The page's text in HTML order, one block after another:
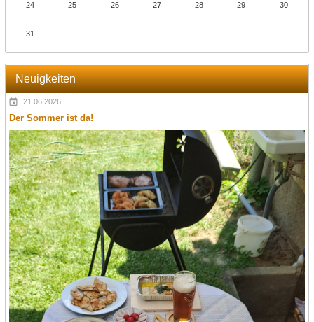
24 25 26 27 28 29 30
31
Neuigkeiten
21.06.2026
Der Sommer ist da!